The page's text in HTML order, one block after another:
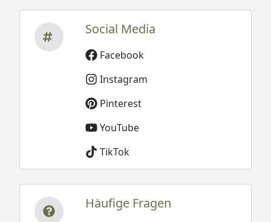
Social Media
Facebook
Instagram
Pinterest
YouTube
TikTok
Häufige Fragen